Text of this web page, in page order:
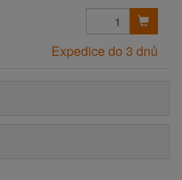
Expedice do 3 dnů